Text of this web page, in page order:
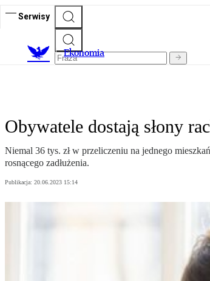
Serwisy
Ekonomia
Obywatele dostają słony
Niemal 36 tys. zł w przeliczeniu na jednego
rosnącego zadłużenia.
Publikacja: 20.06.2023 15:14